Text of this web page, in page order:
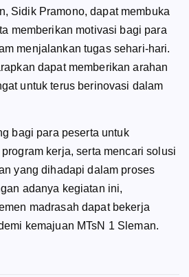
Sidik Pramono, dapat membuka
memberikan motivasi bagi para
menjalankan tugas sehari-hari.
dapat memberikan arahan
untuk terus berinovasi dalam
bagi para peserta untuk
kerja, serta mencari solusi
yang dihadapi dalam proses
adanya kegiatan ini,
madrasah dapat bekerja
kemajuan MTsN 1 Sleman.